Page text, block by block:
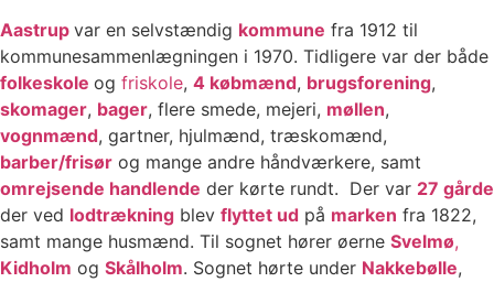
Aastrup var en selvstændig kommune fra 1912 til
kommunesammenlægningen i 1970. Tidligere var der både
folkeskole og friskole, 4 købmænd, brugsforening,
skomager, bager, flere smede, mejeri, møllen,
vognmænd, gartner, hjulmænd, træskomænd,
barber/frisør og mange andre håndværkere, samt
omrejsende handlende der kørte rundt. Der var 27 gårde
der ved lodtrækning blev flyttet ud på marken fra 1822,
samt mange husmænd. Til sognet hører øerne Svelmø,
Kidholm og Skålholm. Sognet hørte under Nakkebølle,